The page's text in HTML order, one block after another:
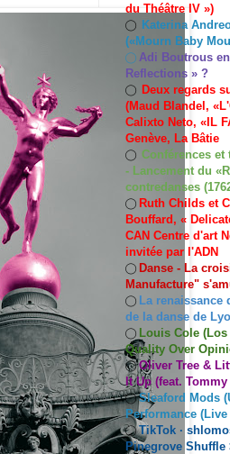
du Théâtre IV »)
◯ Katerina
(«Mourn Baby
◯ Adi Boutrous
Reflections » ?
◯ Deux regards
(Maud Blandel,
Calixto Neto, «IL
Genève, La Bâtie
◯ Conférences et
- Lancement du
contredanses
◯ Ruth Childs et
Bouffard, «
CAN Centre d'art
invitée par l'ADN
◯ Danse - La
Manufacture"
◯ La renaissance
de la danse de
◯ Louis Cole (Los
Quality Over
◯Oliver Tree &
It Up (feat. Tommy
◯ Sleaford Mods
Performance
◯TikTok ·
Pinegrove Shuffle